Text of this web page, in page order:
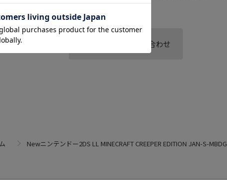
この商品へのお問い合わせ
Newニンテンドー2DS LL MINECRAFT CREEPER EDITION JAN-S-MBDG